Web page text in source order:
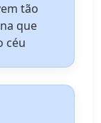
tão
que
céu